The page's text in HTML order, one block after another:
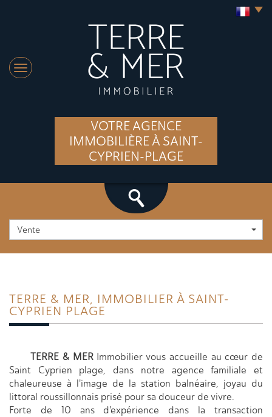
VOTRE AGENCE
IMMOBILIÈRE À SAINT-
CYPRIEN-PLAGE
Vente
TERRE & MER, IMMOBILIER À SAINT-
CYPRIEN PLAGE
TERRE & MERImmobilier vous accueille au cœur de
Saint Cyprien plage, dans notre agence familiale et
chaleureuse à l'image de la station balnéaire, joyau du
littoral roussillonnais prisé pour sa douceur de vivre.
Forte de 10 ans d'expérience dans la transaction